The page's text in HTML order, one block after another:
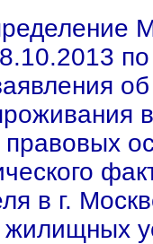
правовых
в г.